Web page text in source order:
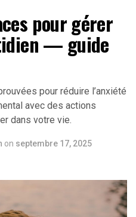
pour gérer
— guide
pour réduire l’anxiété
avec des actions
dans votre vie.
on septembre 17, 2025